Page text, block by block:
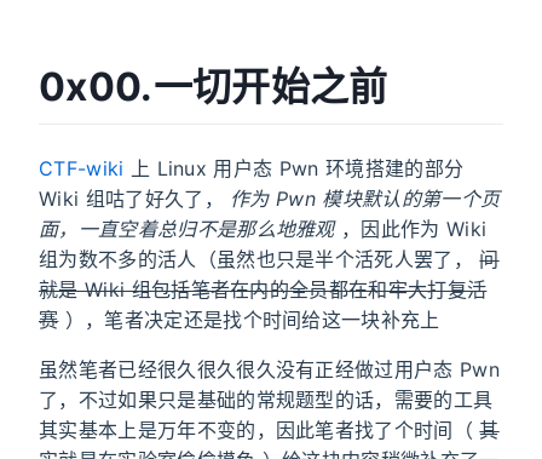
0x00.一切开始之前
CTF-wiki 上 Linux 用户态 Pwn 环境搭建的部分
Wiki 组咕了好久了， 作为 Pwn 模块默认的第一个页
面，一直空着总归不是那么地雅观，因此作为 Wiki
组为数不多的活人（虽然也只是半个活死人罢了，问
就是 Wiki 组包括笔者在内的全员都在和牢大打复活
赛），笔者决定还是找个时间给这一块补充上
虽然笔者已经很久很久很久没有正经做过用户态 Pwn
了，不过如果只是基础的常规题型的话，需要的工具
其实基本上是万年不变的，因此笔者找了个时间（其